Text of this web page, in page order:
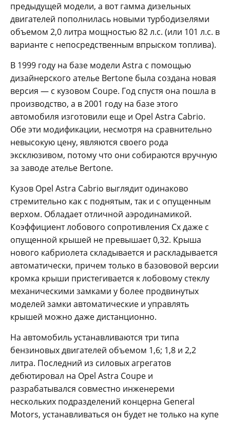
предыдущей модели, а вот гамма дизельных
двигателей пополнилась новыми турбодизелями
объемом 2,0 литра мощностью 82 л.с. (или 101 л.с. в
варианте с непосредственным впрыском топлива).
В 1999 году на базе модели Astra с помощью
дизайнерского ателье Bertone была создана новая
версия — с кузовом Coupe. Год спустя она пошла в
производство, а в 2001 году на базе этого
автомобиля изготовили еще и Opel Astra Cabrio.
Обе эти модификации, несмотря на сравнительно
невысокую цену, являются своего рода
эксклюзивом, потому что они собираются вручную
за заводе ателье Bertone.
Кузов Opel Astra Cabrio выглядит одинаково
стремительно как с поднятым, так и с опущенным
верхом. Обладает отличной аэродинамикой.
Коэффициент лобового сопротивления Сх даже с
опущенной крышей не превышает 0,32. Крыша
нового кабриолета складывается и раскладывается
автоматически, причем только в базововой версии
кромка крыши пристегивается к лобовому стеклу
механическими замками у более продвинутых
моделей замки автоматические и управлять
крышей можно даже дистанционно.
На автомобиль устанавливаются три типа
бензиновых двигателей объемом 1,6; 1,8 и 2,2
литра. Последний из силовых агрегатов
дебютировал на Opel Astra Coupe и
разрабатывался совместно инженереми
нескольких подразделений концерна General
Motors, устанавливаться он будет не только на купе